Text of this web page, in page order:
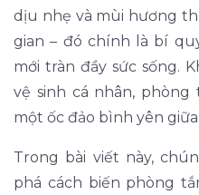
dịu nhẹ và mùi hương
gian – đó chính là bí
mới tràn đầy sức sống.
vệ sinh cá nhân,
một ốc đảo bình yên
Trong bài viết này,
phá cách biến phòng